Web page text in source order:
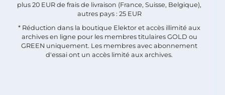
plus 20 EUR de frais de livraison (France, Suisse, Belgique),
autres pays : 25 EUR
* Réduction dans la boutique Elektor et accès illimité aux
archives en ligne pour les membres titulaires GOLD ou
GREEN uniquement. Les membres avec abonnement
d'essai ont un accès limité aux archives.